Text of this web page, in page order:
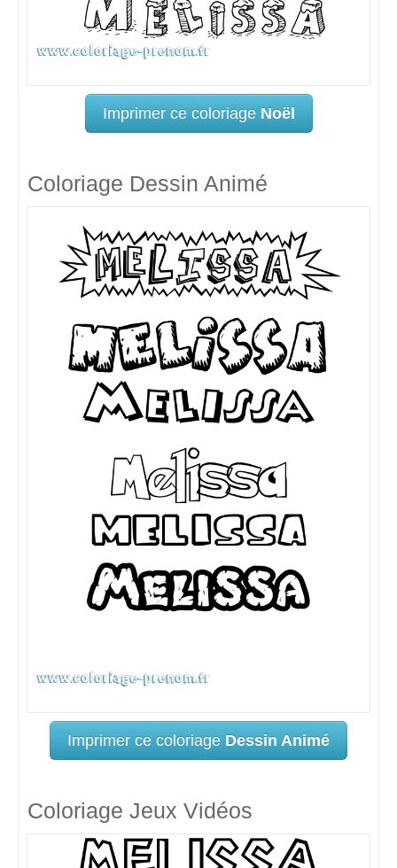
Imprimer ce coloriage Noël
Coloriage Dessin Animé
Imprimer ce coloriage Dessin Animé
Coloriage Jeux Vidéos